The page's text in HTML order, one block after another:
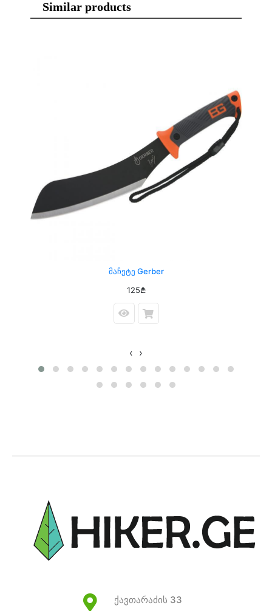
Similar products
Მაჩეტე Gerber
125₾
‹ ›
ქავთარაძის 33